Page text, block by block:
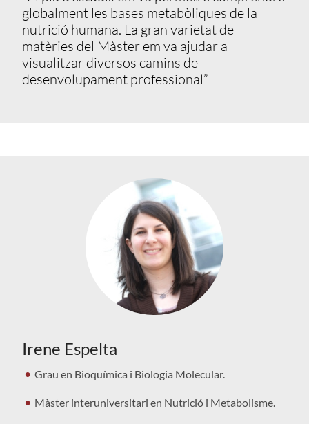
globalment les bases metabòliques de la
nutrició humana. La gran varietat de
matèries del Màster em va ajudar a
visualitzar diversos camins de
desenvolupament professional”
Irene Espelta
Grau en Bioquímica i Biologia Molecular.
Màster interuniversitari en Nutrició i Metabolisme.